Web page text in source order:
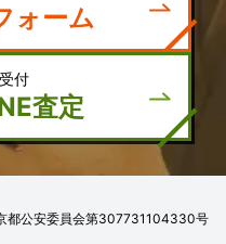
ォーム
付
査定
都公安委員会第307731104330号